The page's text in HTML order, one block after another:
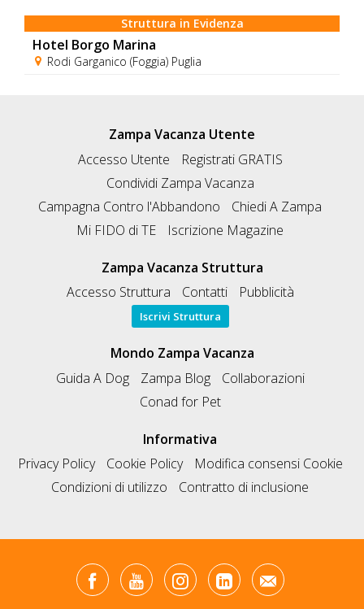
Struttura in Evidenza
Hotel Borgo Marina
Rodi Garganico (Foggia) Puglia
Zampa Vacanza Utente
Accesso Utente
Registrati GRATIS
Condividi Zampa Vacanza
Campagna Contro l'Abbandono
Chiedi A Zampa
Mi FIDO di TE
Iscrizione Magazine
Zampa Vacanza Struttura
Accesso Struttura
Contatti Pubblicità
Iscrivi Struttura
Mondo Zampa Vacanza
Guida A Dog
Zampa Blog
Collaborazioni
Conad for Pet
Informativa
Privacy Policy
Cookie Policy
Modifica consensi Cookie
Condizioni di utilizzo
Contratto di inclusione